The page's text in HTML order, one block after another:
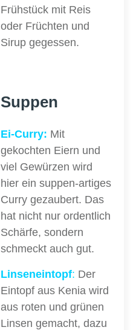
Frühstück mit Reis
oder Früchten und
Sirup gegessen.
Suppen
Ei-Curry: Mit
gekochten Eiern und
viel Gewürzen wird
hier ein suppen-artiges
Curry gezaubert. Das
hat nicht nur ordentlich
Schärfe, sondern
schmeckt auch gut.
Linseneintopf: Der
Eintopf aus Kenia wird
aus roten und grünen
Linsen gemacht, dazu